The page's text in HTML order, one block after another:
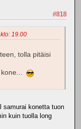
#818
19.00
tolla pitäisi
samurai konetta tuon
kuin tuolla long